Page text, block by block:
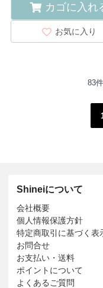
カゴに入れ
お気に入り
83
Shineiについて
会社概要
個人情報保護方針
特定商取引に基づく表
お問合せ
お支払い・送料
ポイントについて
よくあるご質問